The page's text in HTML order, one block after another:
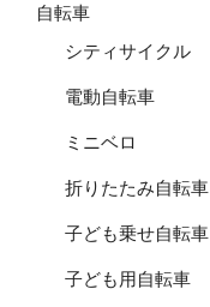
自転車
シティサイクル
電動自転車
ミニベロ
折りたたみ自転車
子ども乗せ自転車
子ども用自転車